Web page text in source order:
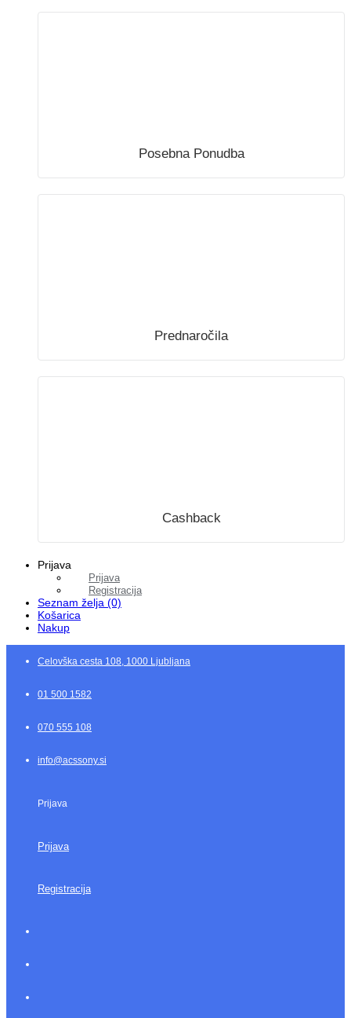
Posebna Ponudba
Prednaročila
Cashback
Prijava
Prijava
Registracija
Seznam želja (0)
Košarica
Nakup
Celovška cesta 108, 1000 Ljubljana
01 500 1582
070 555 108
info@acssony.si
Prijava
Prijava
Registracija